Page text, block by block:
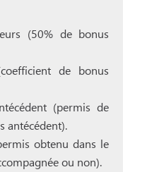
(50% de bonus
de bonus
(permis de
antécédent).
obtenu dans le
ou non).